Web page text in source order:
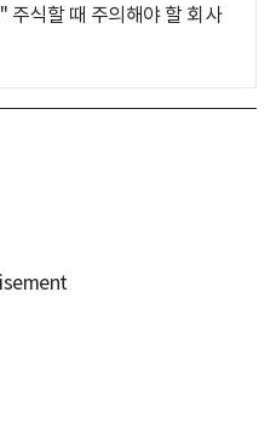
주식할 때 주의해야 할 회사